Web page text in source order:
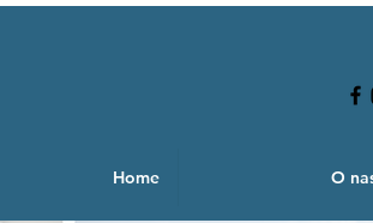
Home O